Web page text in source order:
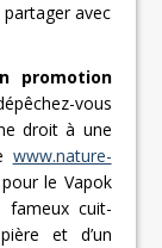
avec
promotion
vous
droit à une
www.nature-
le Vapok
cuit-
et d’un